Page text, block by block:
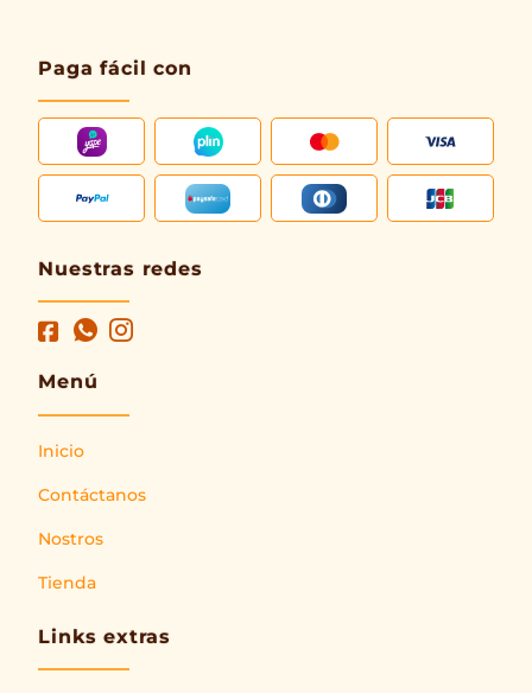
Paga fácil con
Nuestras redes
Menú
Inicio
Contáctanos
Nostros
Tienda
Links extras